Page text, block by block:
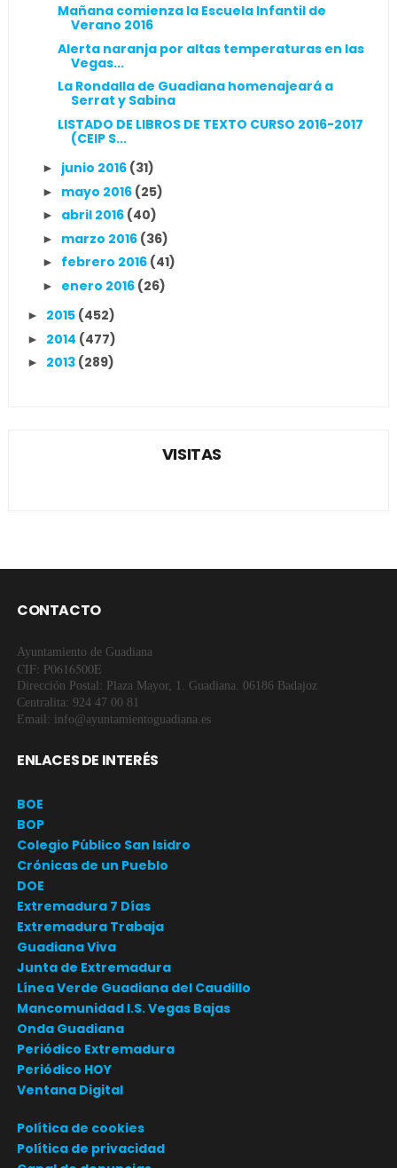
Mañana comienza la Escuela Infantil de
Verano 2016
Alerta naranja por altas temperaturas en las
Vegas...
La Rondalla de Guadiana homenajeará a
Serrat y Sabina
LISTADO DE LIBROS DE TEXTO CURSO 2016-2017
(CEIP S...
► junio 2016 (31)
► mayo 2016 (25)
► abril 2016 (40)
► marzo 2016 (36)
► febrero 2016 (41)
► enero 2016 (26)
► 2015 (452)
► 2014 (477)
► 2013 (289)
VISITAS
CONTACTO
Ayuntamiento de Guadiana
CIF: P0616500E
Dirección Postal: Plaza Mayor, 1. Guadiana. 06186 Badajoz
Centralita: 924 47 00 81
Email: info@ayuntamientoguadiana.es
ENLACES DE INTERÉS
BOE
BOP
Colegio Público San Isidro
Crónicas de un Pueblo
DOE
Extremadura 7 Días
Extremadura Trabaja
Guadiana Viva
Junta de Extremadura
Línea Verde Guadiana del Caudillo
Mancomunidad I.S. Vegas Bajas
Onda Guadiana
Periódico Extremadura
Periódico HOY
Ventana Digital
Política de cookies
Política de privacidad